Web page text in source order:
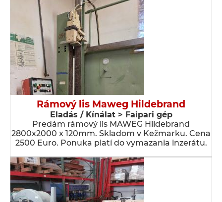
Rámový lis Maweg Hildebrand
Eladás / Kínálat > Faipari gép
Predám rámový lis MAWEG Hildebrand
2800x2000 x 120mm. Skladom v Kežmarku. Cena
2500 Euro. Ponuka platí do vymazania inzerátu.